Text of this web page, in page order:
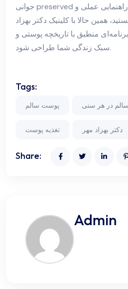
جوانی preserved نگه دارد. اگر به دنبال راهنمایی عملی و
همین حالا با کلینیک دکتر بهزاد
منطبق با تاریخچه پوستی و
سبک زندگی شما طراحی شود.
Tags:
پوست سالم در هر سنی
تغذیه پوست دکتر بهزاد مهر
Share:
Admin